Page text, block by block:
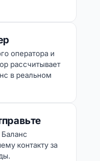
оператора и
рассчитывает
в реальном
Баланс
контакту за